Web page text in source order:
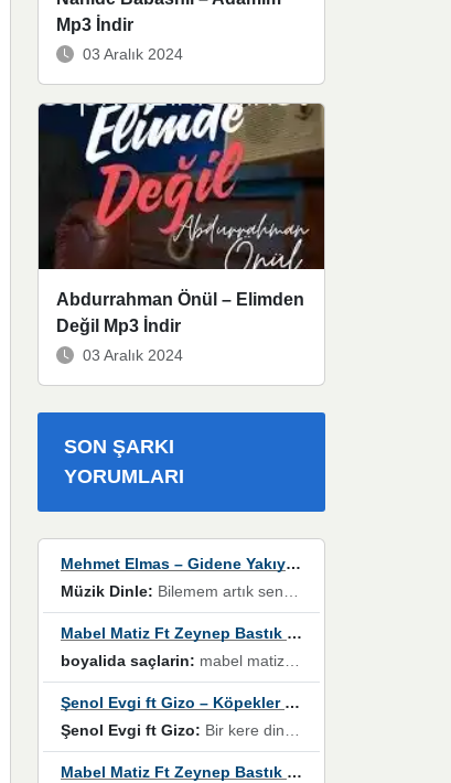
Mp3 İndir
03 Aralık 2024
Abdurrahman Önül – Elimden
Değil Mp3 İndir
03 Aralık 2024
SON ŞARKI
YORUMLARI
Mehmet Elmas – Gidene Yakıyorum
Müzik Dinle: Bilemem artık senden bir şans daha / Düştüğün zaman ben olmayacağım yanında” dizeleri, artık geçmişin tekrarına izin verilmeyeceğini, kişisel sınırların çizildiğini gösteriyor.
Mabel Matiz Ft Zeynep Bastık – Saçların
boyalida saçlarin: mabel matiz'in maya albümünde yer alan güzellerden. parça da şarkı hani! müzikal altyapısına vurulduğum, sözlerinde kaybolduğum bir parça olmuş.
Şenol Evgi ft Gizo – Köpekler Tanımadıklarına havlar
Şenol Evgi ft Gizo: Bir kere dinlememe rağmen kulaklardan gitmiyor sen sen sen sen kurban ol sen sen sen sen hayran ol yükses ses müzik dinleme sebebisiniz canlar bomba gibi patladınız maşallah
Mabel Matiz Ft Zeynep Bastık – Saçların